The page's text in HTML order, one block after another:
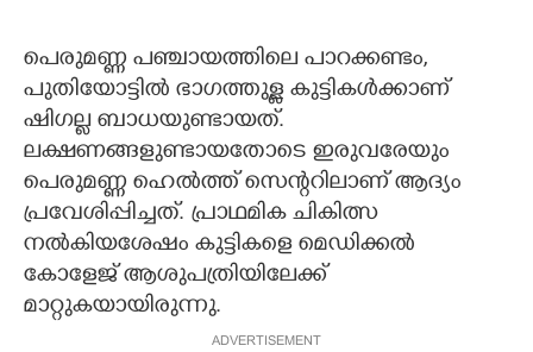
പെരുമണ്ണ പഞ്ചായത്തിലെ പാറക്കണ്ടം,
പുതിയോട്ടിൽ ഭാഗത്തുള്ള കുട്ടികൾക്കാണ്
ഷിഗല്ല ബാധയുണ്ടായത്.
ലക്ഷണങ്ങളുണ്ടായതോടെ ഇരുവരേയും
പെരുമണ്ണ ഹെൽത്ത് സെന്ററിലാണ് ആദ്യം
പ്രവേശിപ്പിച്ചത്. പ്രാഥമിക ചികിത്സ
നൽകിയശേഷം കുട്ടികളെ മെഡിക്കൽ
കോളേജ് ആശുപത്രിയിലേക്ക്
മാറ്റുകയായിരുന്നു.
ADVERTISEMENT